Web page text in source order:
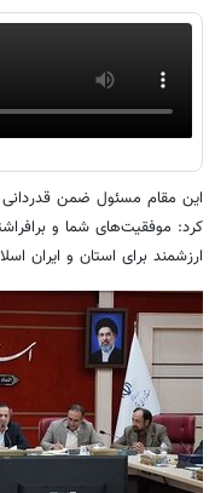
این مقام مسئول ضمن قدردانی
کرد: موفقیت‌های شما و
ارزشمند برای استان و ایران